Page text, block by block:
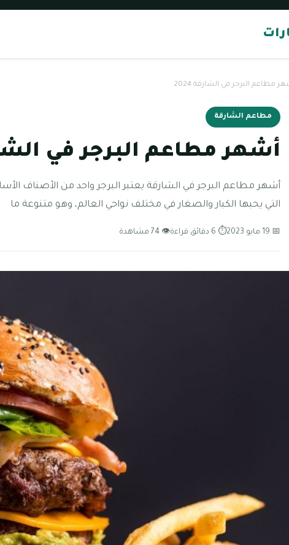
مطاعم البرجر في الشارقة 2024
مطاعم الشارقة
أشهر مطاعم البرجر في
أشهر مطاعم البرجر في الشارقة يعتبر البرجر واحد من الأصناف
التي يحبها الكبار والصغار في مختلف نواحي العالم، وهو متنوعة ما
📅 19 مايو 2023 ⏱ 6 دقائق قراءة 👁 74 مشاهدة